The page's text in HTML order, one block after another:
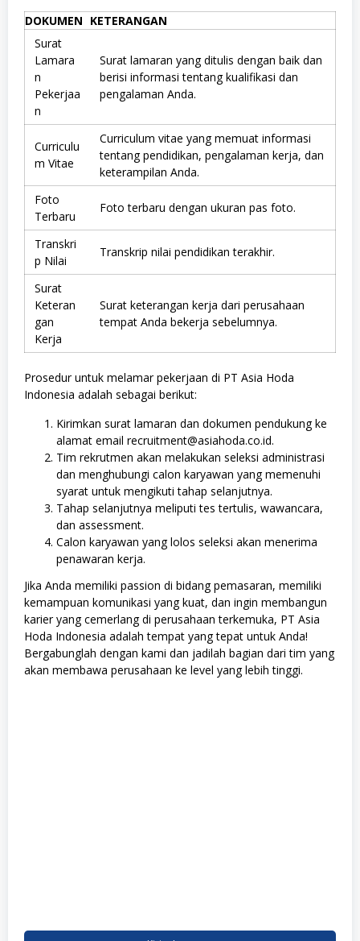
DOKUMEN KETERANGAN
Surat
Lamara
n
Pekerjaa
n
Surat lamaran yang ditulis dengan baik dan
berisi informasi tentang kualifikasi dan
pengalaman Anda.
Curriculu
m Vitae
Curriculum vitae yang memuat informasi
tentang pendidikan, pengalaman kerja, dan
keterampilan Anda.
Foto
Terbaru
Foto terbaru dengan ukuran pas foto.
Transkri
p Nilai
Transkrip nilai pendidikan terakhir.
Surat
Keteran
gan
Kerja
Surat keterangan kerja dari perusahaan
tempat Anda bekerja sebelumnya.
Prosedur untuk melamar pekerjaan di PT Asia Hoda
Indonesia adalah sebagai berikut:
Kirimkan surat lamaran dan dokumen pendukung ke
alamat email recruitment@asiahoda.co.id.
Tim rekrutmen akan melakukan seleksi administrasi
dan menghubungi calon karyawan yang memenuhi
syarat untuk mengikuti tahap selanjutnya.
Tahap selanjutnya meliputi tes tertulis, wawancara,
dan assessment.
Calon karyawan yang lolos seleksi akan menerima
penawaran kerja.
Jika Anda memiliki passion di bidang pemasaran, memiliki
kemampuan komunikasi yang kuat, dan ingin membangun
karier yang cemerlang di perusahaan terkemuka, PT Asia
Hoda Indonesia adalah tempat yang tepat untuk Anda!
Bergabunglah dengan kami dan jadilah bagian dari tim yang
akan membawa perusahaan ke level yang lebih tinggi.